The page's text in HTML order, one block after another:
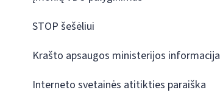
STOP šešėliui
Krašto apsaugos ministerijos informacija
Interneto svetainės atitikties paraiška